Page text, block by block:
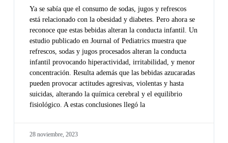
Ya se sabía que el consumo de sodas, jugos y refrescos
está relacionado con la obesidad y diabetes. Pero ahora se
reconoce que estas bebidas alteran la conducta infantil. Un
estudio publicado en Journal of Pediatrics muestra que
refrescos, sodas y jugos procesados alteran la conducta
infantil provocando hiperactividad, irritabilidad, y menor
concentración. Resulta además que las bebidas azucaradas
pueden provocar actitudes agresivas, violentas y hasta
suicidas, alterando la química cerebral y el equilibrio
fisiológico. A estas conclusiones llegó la
28 noviembre, 2023